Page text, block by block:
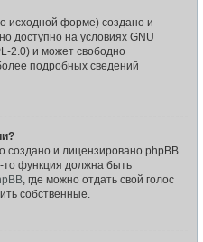
исходной форме) создано и
доступно на условиях GNU
2.0) и может свободно
подробных сведений
создано и лицензировано phpBB
то функция должна быть
, где можно отдать свой голос
собственные.